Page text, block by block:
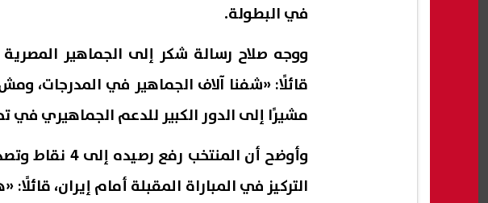
في البطولة.
ووجه صلاح رسالة شكر إلى الجماهير
قائلًا: «شفنا آلاف الجماهير في المدرجات،
مشيرًا إلى الدور الكبير للدعم الجماهيري في
وأوضح أن
التركيز في المباراة المقبلة أمام إيران،
محمد صلاح.. استقبال تاريخي من
جماهير نادي طرابزون سبور التركي
لاستكشاف البترول والغاز في
والبحر الأحمر